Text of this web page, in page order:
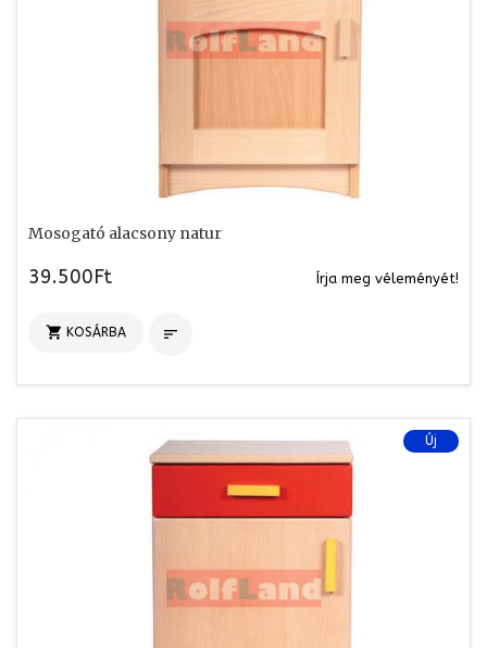
Mosogató alacsony natur
39.500Ft Írja meg véleményét!
 KOSÁRBA 
Új